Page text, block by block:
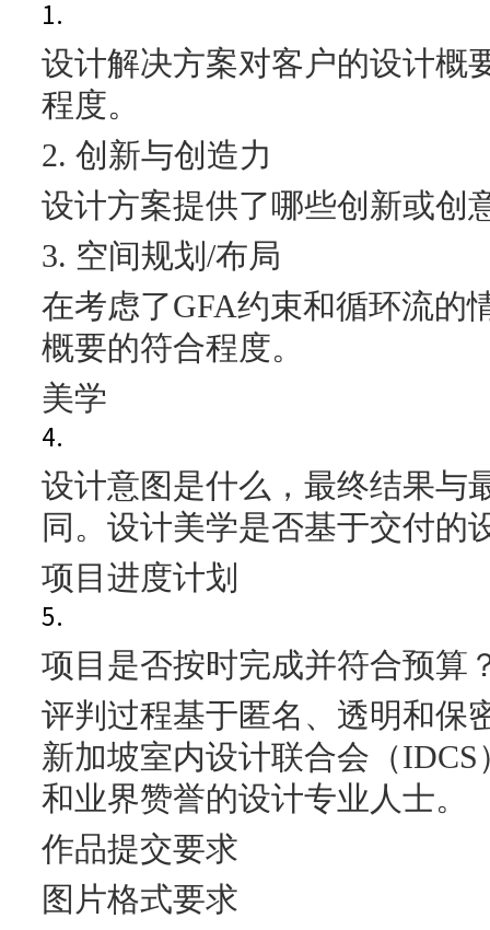
1.
设计解决方案对客户的设计概
程度。
2. 创新与创造力
设计方案提供了哪些创新或创
3. 空间规划/布局
在考虑了GFA约束和循环流的
概要的符合程度。
美学
4.
设计意图是什么，最终结果与
同。设计美学是否基于交付的
项目进度计划
5.
项目是否按时完成并符合预算
评判过程基于匿名、透明和保
新加坡室内设计联合会（
和业界赞誉的设计专业人士。
作品提交要求
图片格式要求